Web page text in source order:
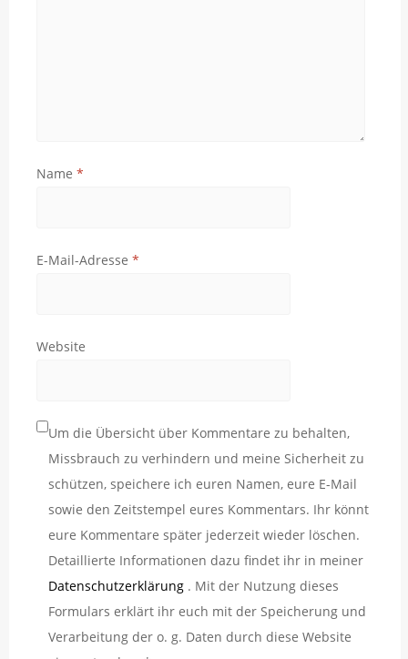
Name *
E-Mail-Adresse *
Website
Um die Übersicht über Kommentare zu behalten,
Missbrauch zu verhindern und meine Sicherheit zu
schützen, speichere ich euren Namen, eure E-Mail
sowie den Zeitstempel eures Kommentars. Ihr könnt
eure Kommentare später jederzeit wieder löschen.
Detaillierte Informationen dazu findet ihr in meiner
Datenschutzerklärung . Mit der Nutzung dieses
Formulars erklärt ihr euch mit der Speicherung und
Verarbeitung der o. g. Daten durch diese Website